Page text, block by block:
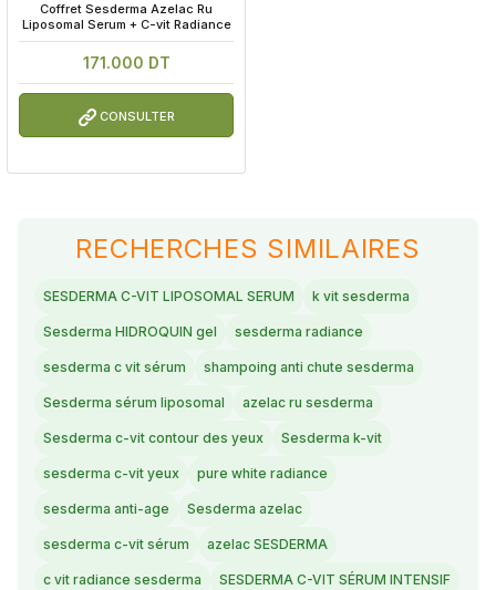
Coffret Sesderma Azelac Ru
Liposomal Serum + C-vit Radiance
171.000 DT
CONSULTER
RECHERCHES SIMILAIRES
SESDERMA C-VIT LIPOSOMAL SERUM k vit sesderma
Sesderma HIDROQUIN gel sesderma radiance
sesderma c vit sérum shampoing anti chute sesderma
Sesderma sérum liposomal azelac ru sesderma
Sesderma c-vit contour des yeux Sesderma k-vit
sesderma c-vit yeux pure white radiance
sesderma anti-age Sesderma azelac
sesderma c-vit sérum azelac SESDERMA
c vit radiance sesderma SESDERMA C-VIT SÉRUM INTENSIF